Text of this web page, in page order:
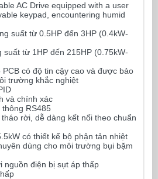
AC Drive equipped with a user
keypad, encountering humid
suất từ 0.5HP đến 3HP (0.4kW-
suất từ 1HP đến 215HP (0.75kW-
có độ tin cậy cao và được bảo
trường khắc nghiệt
và chính xác
RS485
rời, dễ dàng kết nối theo chuẩn
có thiết kế bộ phận tản nhiệt
dùng cho môi trường bụi bặm
nguồn điện bị sụt áp thấp